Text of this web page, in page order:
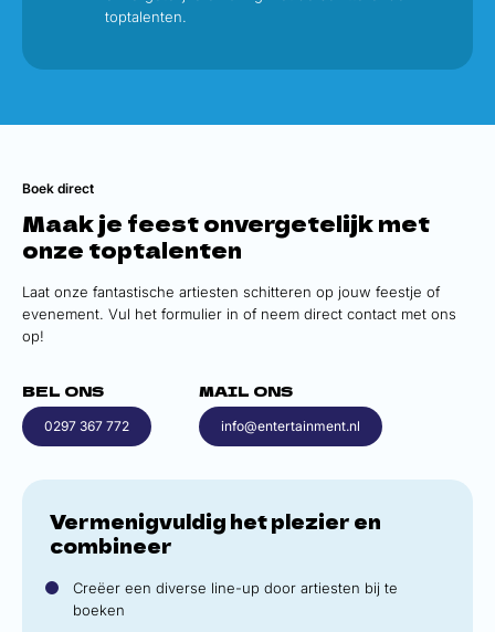
toptalenten.
Boek direct
Maak je feest onvergetelijk met
onze toptalenten
Laat onze fantastische artiesten schitteren op jouw feestje of
evenement. Vul het formulier in of neem direct contact met ons
op!
BEL ONS
0297 367 772
MAIL ONS
info@entertainment.nl
Vermenigvuldig het plezier en
combineer
Creëer een diverse line-up door artiesten bij te
boeken